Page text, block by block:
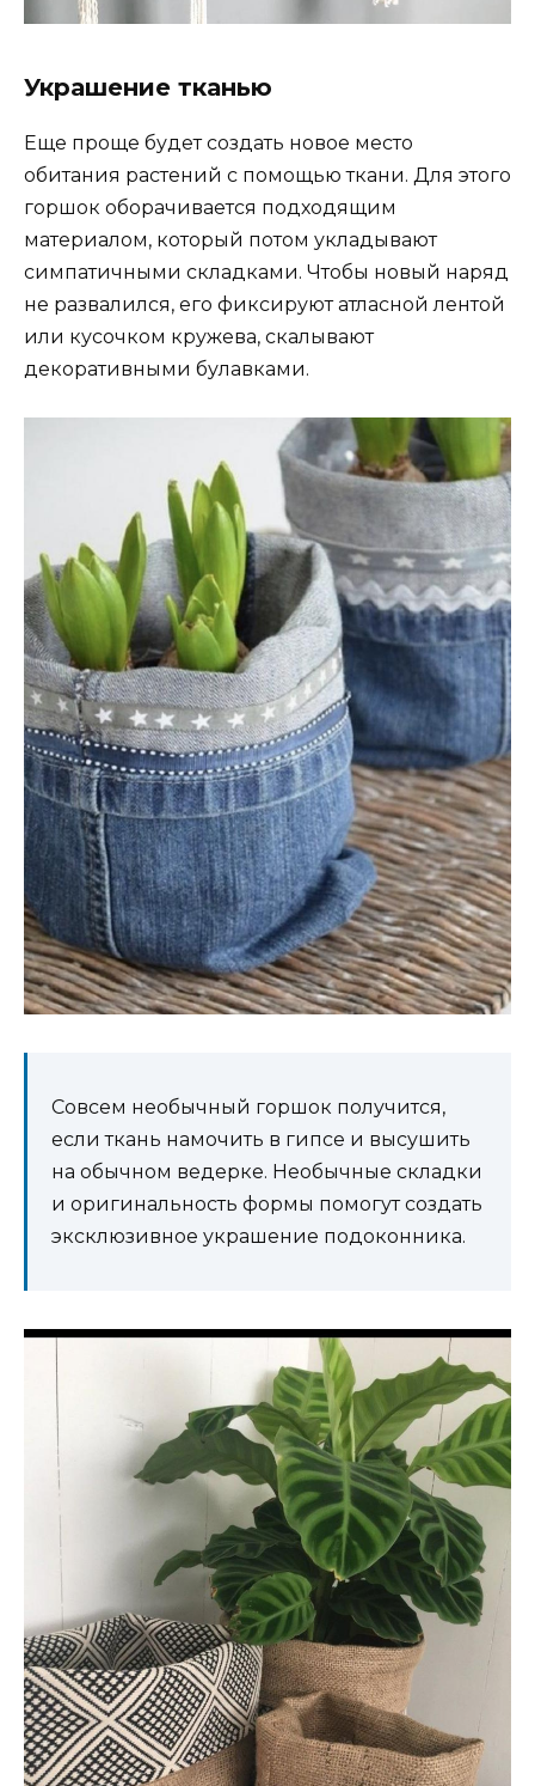
Украшение тканью
Еще проще будет создать новое место
обитания растений с помощью ткани. Для этого
горшок оборачивается подходящим
материалом, который потом укладывают
симпатичными складками. Чтобы новый наряд
не развалился, его фиксируют атласной лентой
или кусочком кружева, скалывают
декоративными булавками.
Совсем необычный горшок получится,
если ткань намочить в гипсе и высушить
на обычном ведерке. Необычные складки
и оригинальность формы помогут создать
эксклюзивное украшение подоконника.